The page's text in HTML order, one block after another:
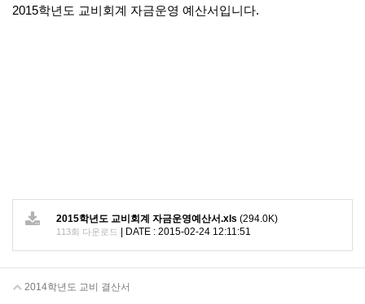
본문
2015학년도 교비회계 자금운영 예산서입니다.
2015학년도 교비회계 자금운영예산서.xls (294.0K)
113회 다운로드 DATE : 2015-02-24 12:11:51
2014학년도 교비 결산서